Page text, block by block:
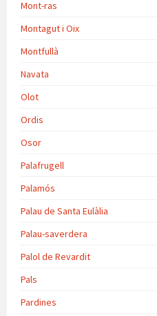
Mont-ras
Montagut i Oix
Montfullà
Navata
Olot
Ordis
Osor
Palafrugell
Palamós
Palau de Santa Eulàlia
Palau-saverdera
Palol de Revardit
Pals
Pardines